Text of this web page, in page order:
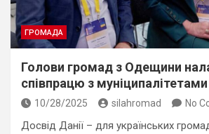
ГРОМАДА
Голови громад з Одещини
співпрацю з муніципалітетами
10/28/2025 silahromad No
Досвід Данії – для українських